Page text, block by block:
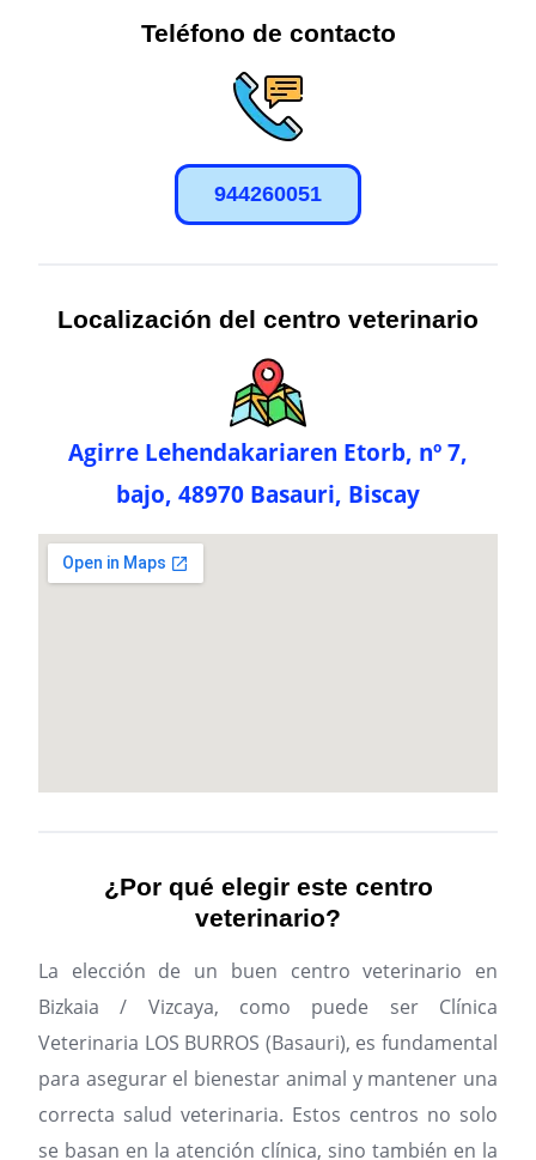
Teléfono de contacto
944260051
Localización del centro veterinario
Agirre Lehendakariaren Etorb, nº 7,
bajo, 48970 Basauri, Biscay
¿Por qué elegir este centro
veterinario?
La elección de un buen centro veterinario en
Bizkaia / Vizcaya, como puede ser Clínica
Veterinaria LOS BURROS (Basauri), es fundamental
para asegurar el bienestar animal y mantener una
correcta salud veterinaria. Estos centros no solo
se basan en la atención clínica, sino también en la